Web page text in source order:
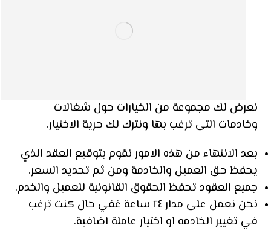
نعرض لك مجموعة من الخيارات حول شغالات
وخادمات التى ترغب بها ونترك لك حرية الاختيار.
بعد الانتهاء من هذه الامور نقوم بتوقيع العقد الذي
يحفظ حق العميل والخادمة ومن ثم تحديد السعر.
جميع العقود تحفظ الحقوق القانونية للعميل والخدم.
نحن نعمل على مدار ٢٤ ساعة غفي حال كنت ترغب
في تغيير الخادمه او اختيار عاملة اضافية.